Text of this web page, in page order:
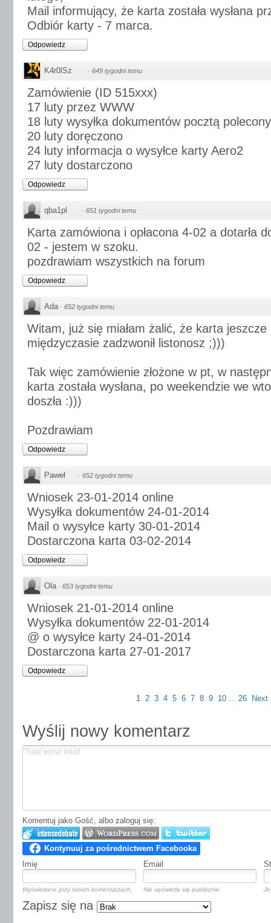
Mail informujący, że karta została wysłana
Odbiór karty - 7 marca.
Odpowiedz
K4r0lSz · 649 tygodni temu
Zamówienie (ID 515xxx)
17 luty przez WWW
18 luty wysyłka dokumentów pocztą
20 luty doręczono
24 luty informacja o wysyłce karty Aero2
27 luty dostarczono
Odpowiedz
qba1pl · 651 tygodni temu
Karta zamówiona i opłacona 4-02 a dotarła
02 - jestem w szoku.
pozdrawiam wszystkich na forum
Odpowiedz
Ada · 652 tygodni temu
Witam, już się miałam żalić, że karta jeszcze
międzyczasie zadzwonił listonosz ;)))
Tak więc zamówienie złożone w pt, w
karta została wysłana, po weekendzie we
doszła :)))
Pozdrawiam
Odpowiedz
Paweł · 652 tygodni temu
Wniosek 23-01-2014 online
Wysyłka dokumentów 24-01-2014
Mail o wysyłce karty 30-01-2014
Dostarczona karta 03-02-2014
Odpowiedz
Ola · 653 tygodni temu
Wniosek 21-01-2014 online
Wysyłka dokumentów 22-01-2014
@ o wysyłce karty 24-01-2014
Dostarczona karta 27-01-2017
Odpowiedz
1 2 3 4 5 6 7 8 9 10 ... 26 Next
Wyślij nowy komentarz
Komentuj jako Gość, albo zaloguj się:
Imię Email
Wyświetlane przy twoich komentarzach. Nie wyświetla się publicznie.
Zapisz się na